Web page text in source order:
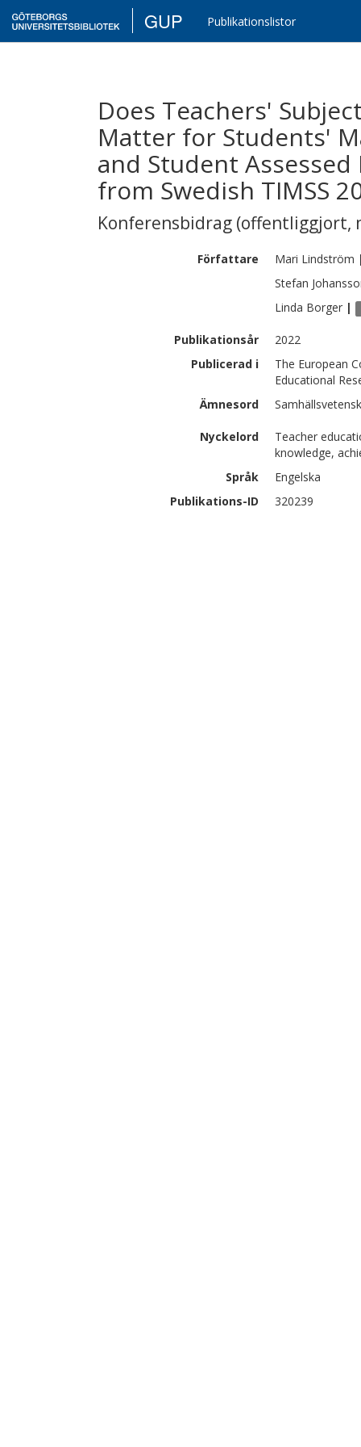
GUP Publikationslistor
Does Teachers'
Matter for Students'
and Student
from Swedish TIMSS
Konferensbidrag (offentliggjort,
Författare Mari Lindström
Stefan
Linda Borger |
Publikationsår
2022
Publicerad i
The European
Educational
Ämnesord
Nyckelord
Teacher
knowledge,
Språk
Engelska
Publikations-ID
320239